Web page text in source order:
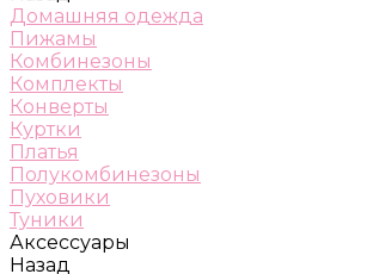
Домашняя одежда
Пижамы
Комбинезоны
Комплекты
Конверты
Куртки
Платья
Полукомбинезоны
Пуховики
Туники
Аксессуары
Назад